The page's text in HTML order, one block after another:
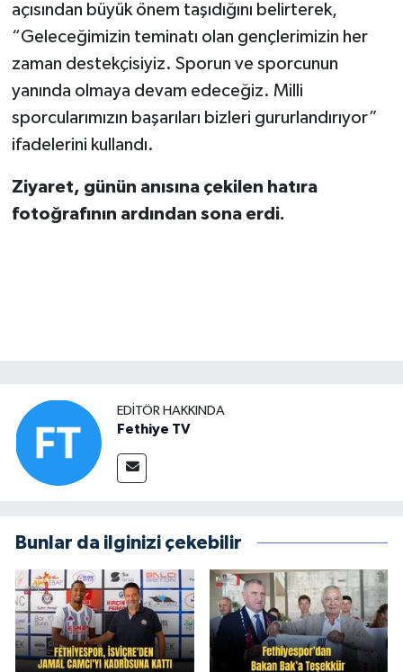
açısından büyük önem taşıdığını belirterek,
“Geleceğimizin teminatı olan gençlerimizin her
zaman destekçisiyiz. Sporun ve sporcunun
yanında olmaya devam edeceğiz. Milli
sporcularımızın başarıları bizleri gururlandırıyor”
ifadelerini kullandı.
Ziyaret, günün anısına çekilen hatıra
fotoğrafının ardından sona erdi.
EDITÖR HAKKINDA
Fethiye TV
Bunlar da ilginizi çekebilir